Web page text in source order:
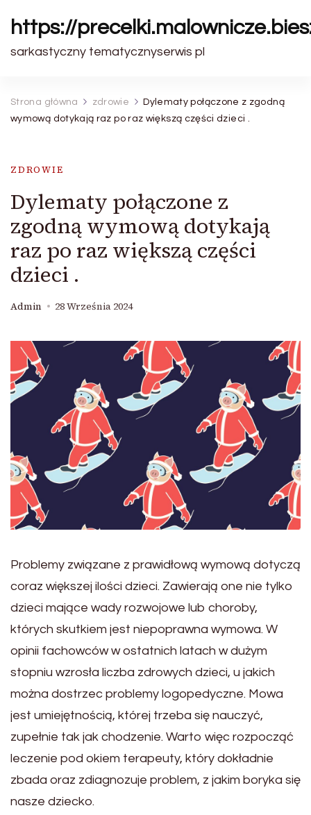
https://
sarkastyczny tematycznyserwis pl
Strona główna zdrowie
Dylematy połączone z zgodną
wymową dotykają raz po raz większą części dzieci .
ZDROWIE
Dylematy połączone z
zgodną wymową dotykają
raz po raz większą części
dzieci .
Admin 28 Września 2024
Problemy związane z prawidłową wymową dotyczą
coraz większej ilości dzieci. Zawierają one nie tylko
dzieci mające wady rozwojowe lub choroby,
których skutkiem jest niepoprawna wymowa. W
opinii fachowców w ostatnich latach w dużym
stopniu wzrosła liczba zdrowych dzieci, u jakich
można dostrzec problemy logopedyczne. Mowa
jest umiejętnością, której trzeba się nauczyć,
zupełnie tak jak chodzenie. Warto więc rozpocząć
leczenie pod okiem terapeuty, który dokładnie
zbada oraz zdiagnozuje problem, z jakim boryka się
nasze dziecko.